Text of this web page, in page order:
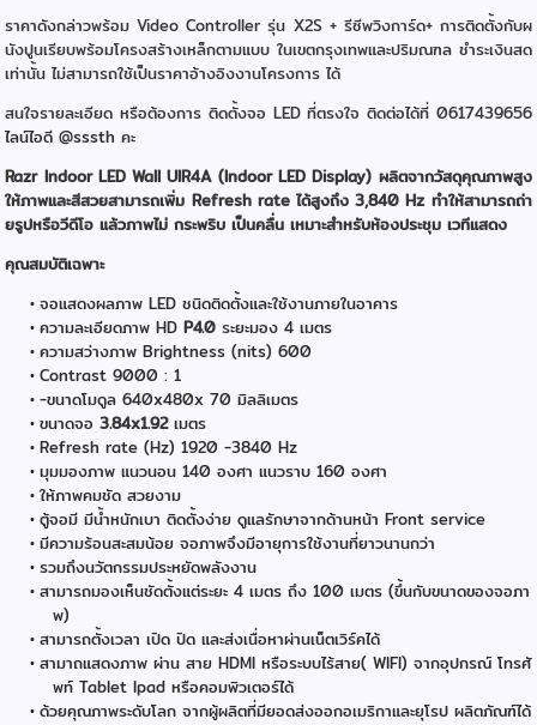
ราคาดังกล่าวพร้อม Video Controller รุ่น X2S + รีซีพวิงการ์ด+ การติดตั้งกับผ
นังปูนเรียบพร้อมโครงสร้างเหล็กตามแบบ ในเขตกรุงเทพและปริมณฑล ชำระเงินสด
เท่านั้น ไม่สามารถใช้เป็นราคาอ้างอิงงานโครงการ ได้
สนใจรายละเอียด หรือต้องการ ติดตั้งจอ LED ที่ตรงใจ ติดต่อได้ที่ 0617439656
ไลน์ไอดี @sssth คะ
Razr Indoor LED Wall UIR4A (Indoor LED Display) ผลิตจากวัสดุคุณภาพสูง
ให้ภาพและสีสวยสามารถเพิ่ม Refresh rate ได้สูงถึง 3,840 Hz ทําให้สามารถถ่า
ยรูปหรือวีดีโอ แล้วภาพไม่ กระพริบ เป็นคลื่น เหมาะสำหรับห้องประชุม เวทีแสดง
คุณสมบัติเฉพาะ
จอแสดงผลภาพ LED ชนิดติดตั้งและใช้งานภายในอาคาร
ความละเอียดภาพ HD P4.0 ระยะมอง 4 เมตร
ความสว่างภาพ Brightness (nits) 600
Contrast 9000 : 1
-ขนาดโมดูล 640x480x 70 มิลลิเมตร
ขนาดจอ 3.84x1.92เมตร
Refresh rate (Hz) 1920 -3840 Hz
มุมมองภาพ แนวนอน 140 องศา แนวราบ 160 องศา
ให้ภาพคมชัด สวยงาม
ตู้จอมี มีน้ำหนักเบา ติดตั้งง่าย ดูแลรักษาจากด้านหน้า Front service
มีความร้อนสะสมน้อย จอภาพจึงมีอายุการใช้งานที่ยาวนานกว่า
รวมถึงนวัตกรรมประหยัดพลังงาน
สามารถมองเห็นชัดตั้งแต่ระยะ 4 เมตร ถึง 100 เมตร (ขึ้นกับขนาดของจอภา
พ)
สามารถตั้งเวลา เปิด ปิด และส่งเนื่อหาผ่านเน็ตเวิร์คได้
สามาถแสดงภาพ ผ่าน สาย HDMI หรือระบบไร้สาย( WIFI) จากอุปกรณ์ โทรศั
พท์ Tablet Ipad หรือคอมพิวเตอร์ได้
ด้วยคุณภาพระดับโลก จากผู้ผลิตที่มียอดส่งออกอเมริกาและยุโรป ผลิตภัณฑ์ได้